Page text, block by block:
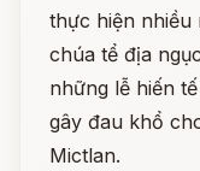
thực hiện nhiều
chúa tể địa
những lễ hiến
gây đau khổ
Mictlan.